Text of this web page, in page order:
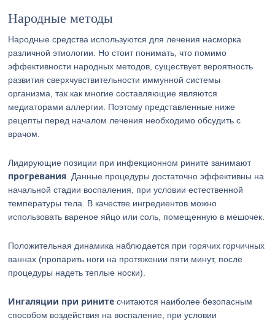
Народные методы
Народные средства используются для лечения насморка
различной этиологии. Но стоит понимать, что помимо
эффективности народных методов, существует вероятность
развития сверхчувствительности иммунной системы
организма, так как многие составляющие являются
медиаторами аллергии. Поэтому представленные ниже
рецепты перед началом лечения необходимо обсудить с
врачом.
Лидирующие позиции при инфекционном рините занимают
прогревания . Данные процедуры достаточно эффективны на
начальной стадии воспаления, при условии естественной
температуры тела. В качестве ингредиентов можно
использовать вареное яйцо или соль, помещенную в мешочек.
Положительная динамика наблюдается при горячих горчичных
ваннах (пропарить ноги на протяжении пяти минут, после
процедуры надеть теплые носки).
Ингаляции при рините считаются наиболее безопасным
способом воздействия на воспаление, при условии